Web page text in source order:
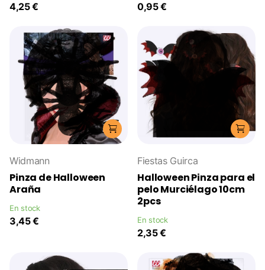
4,25 € 0,95 €
Widmann
Pinza de Halloween
Araña
En stock
3,45 €
Fiestas Guirca
Halloween Pinza para el
pelo Murciélago 10cm
2pcs
En stock
2,35 €